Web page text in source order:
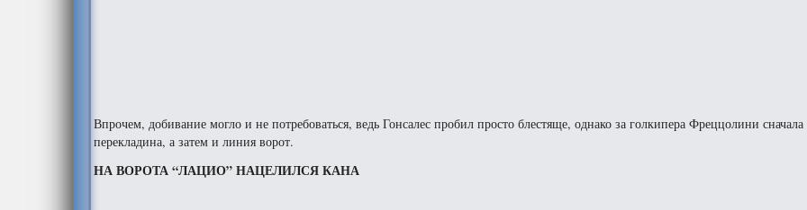
Впрочем, добивание могло и не потребоваться, ведь Гонсалес пробил просто блестяще, однако за голкипера Фреццолини сначала
перекладина, а затем и линия ворот.
НА ВОРОТА “ЛАЦИО” НАЦЕЛИЛСЯ КАНА